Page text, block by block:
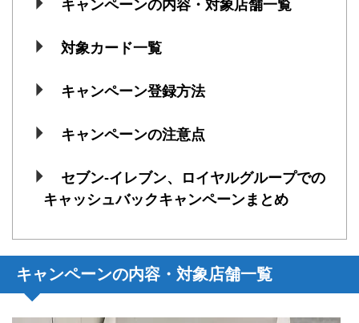
キャンペーンの内容・対象店舗一覧
対象カード一覧
キャンペーン登録方法
キャンペーンの注意点
セブン-イレブン、ロイヤルグループでの
キャッシュバックキャンペーンまとめ
キャンペーンの内容・対象店舗一覧